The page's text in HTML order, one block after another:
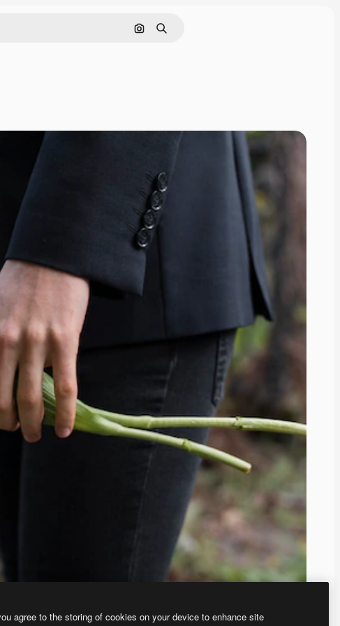
Поиск по изображению
Поиск
agree to the storing of cookies on your device to enhance site